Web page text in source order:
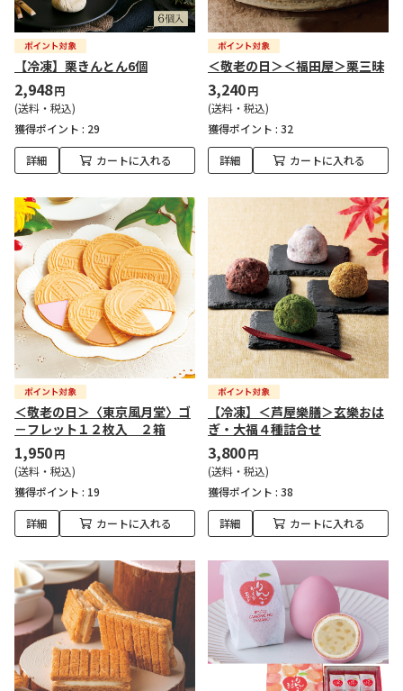
【冷凍】栗きんとん6個
2,948円
(送料・税込)
獲得ポイント : 29
詳細 カートに入れる
＜敬老の日＞＜福田屋＞栗三昧
3,240円
(送料・税込)
獲得ポイント : 32
詳細 カートに入れる
＜敬老の日＞〈東京風月堂〉ゴ
－フレット１２枚入 ２箱
1,950円
(送料・税込)
獲得ポイント : 19
詳細 カートに入れる
【冷凍】＜芦屋樂膳＞玄樂おは
ぎ・大福４種詰合せ
3,800円
(送料・税込)
獲得ポイント : 38
詳細 カートに入れる